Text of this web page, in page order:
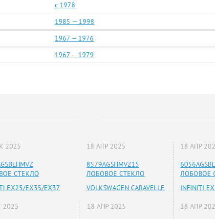
c 1978
1985 — 1998
1967 — 1976
1967 — 1979
2025
СТЕКЛО
EX25/EX35/EX37
2025
18 АПР 2025
8579AGSHMVZ15
ЛОБОВОЕ СТЕКЛО
VOLKSWAGEN CARAVELLE
18 АПР
ЛОБОВОЕ
INFINITI
18 АПР 2025 18 АПР